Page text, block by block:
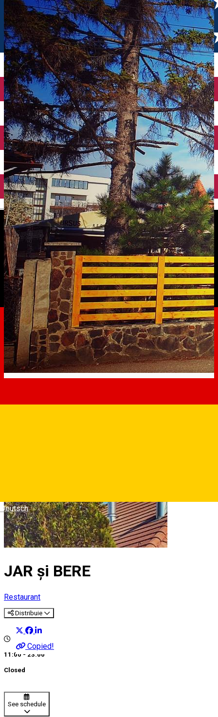
English
Deutsch
JAR și BERE
Restaurant
Distribuie
Copied!
11:00 - 23:00
Closed
See schedule